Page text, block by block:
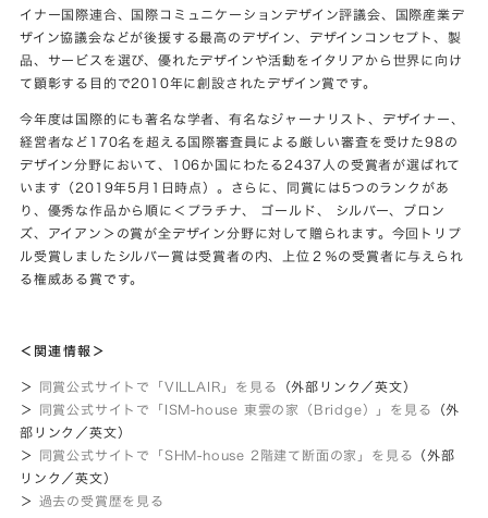
イナー国際連合、国際コミュニケーションデザイン評議会、国際産業デ
ザイン協議会などが後援する最高のデザイン、デザインコンセプト、製
品、サービスを選び、優れたデザインや活動をイタリアから世界に向け
て顕彰する目的で2010年に創設されたデザイン賞です。
今年度は国際的にも著名な学者、有名なジャーナリスト、デザイナー、
経営者など170名を超える国際審査員による厳しい審査を受けた98の
デザイン分野において、106か国にわたる2437人の受賞者が選ばれて
います（2019年5月1日時点）。さらに、同賞には5つのランクがあ
り、優秀な作品から順に＜プラチナ、 ゴールド、 シルバー、ブロン
ズ、アイアン＞の賞が全デザイン分野に対して贈られます。今回トリプ
ル受賞しましたシルバー賞は受賞者の内、上位２％の受賞者に与えられ
る権威ある賞です。
＜関連情報＞
＞ 同賞公式サイトで「VILLAIR」を見る
（外部リンク／英文）
＞
同賞公式サイトで「ISM-house 東雲の家（Bridge）」を見る
（外
部リンク／英文）
＞
同賞公式サイトで「SHM-house 2階建て断面の家」を見る
（外部
リンク／英文）
＞ 過去の受賞歴を見る